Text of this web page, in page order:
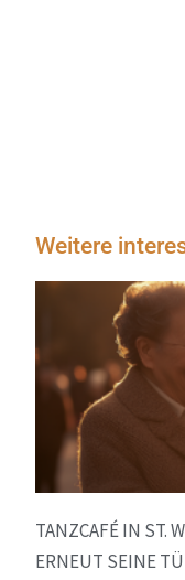
Weitere
TANZCAFÉ IN ST.
ERNEUT SEINE